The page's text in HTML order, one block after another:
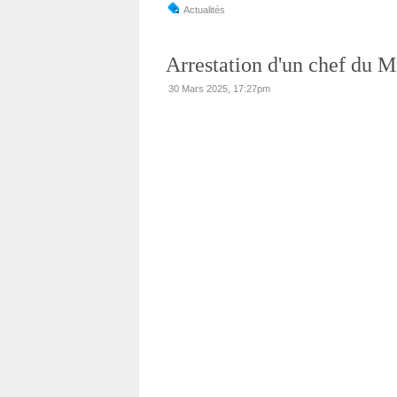
Actualités
Arrestation d'un chef du
30 Mars 2025, 17:27pm